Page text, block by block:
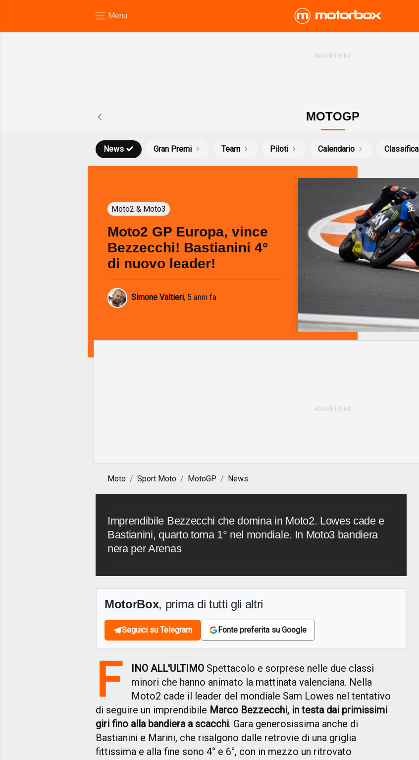
MOTOGP
News Gran Premi Team Piloti Calendario Classifica
Moto2 & Moto3
Moto2 GP Europa, vince
Bezzecchi! Bastianini 4°
di nuovo leader!
Simone Valtieri, 5 anni fa
Moto Sport Moto MotoGP News
Imprendibile Bezzecchi che domina in Moto2. Lowes cade e
Bastianini, quarto torna 1° nel mondiale. In Moto3 bandiera
nera per Arenas
MotorBox, prima di tutti gli altri
Seguici su Telegram Fonte preferita su Google
F INO ALL'ULTIMO Spettacolo e sorprese nelle due classi
minori che hanno animato la mattinata valenciana. Nella
Moto2 cade il leader del mondiale Sam Lowes nel tentativo
di seguire un imprendibile Marco Bezzecchi, in testa dai primissimi
giri fino alla bandiera a scacchi. Gara generosissima anche di
Bastianini e Marini, che risalgono dalle retrovie di una griglia
fittissima e alla fine sono 4° e 6°, con in mezzo un ritrovato